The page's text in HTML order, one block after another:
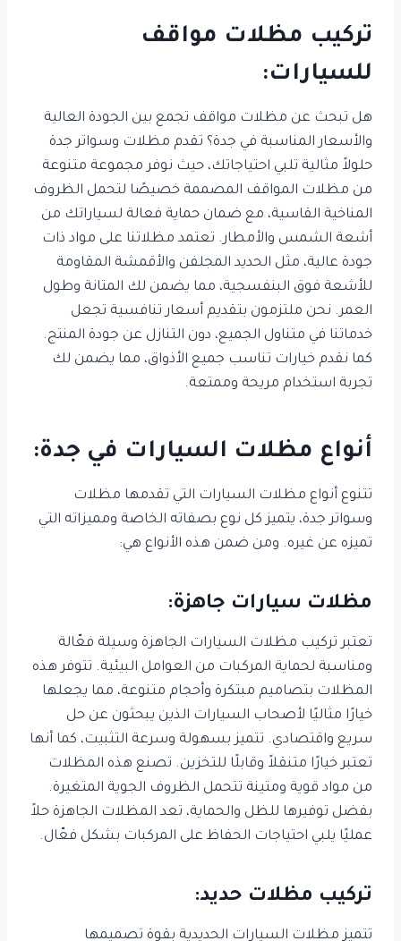
تركيب مظلات مواقف
للسيارات:
هل تبحث عن مظلات مواقف تجمع بين الجودة العالية
والأسعار المناسبة في جدة؟ تقدم مظلات وسواتر جدة
حلولاً مثالية تلبي احتياجاتك، حيث نوفر مجموعة متنوعة
من مظلات المواقف المصممة خصيصًا لتحمل الظروف
المناخية القاسية، مع ضمان حماية فعالة لسياراتك من
أشعة الشمس والأمطار. تعتمد مظلاتنا على مواد ذات
جودة عالية، مثل الحديد المجلفن والأقمشة المقاومة
للأشعة فوق البنفسجية، مما يضمن لك المتانة وطول
العمر. نحن ملتزمون بتقديم أسعار تنافسية تجعل
خدماتنا في متناول الجميع، دون التنازل عن جودة المنتج.
كما نقدم خيارات تناسب جميع الأذواق، مما يضمن لك
تجربة استخدام مريحة وممتعة.
أنواع مظلات السيارات في جدة:
تتنوع أنواع مظلات السيارات التي تقدمها مظلات
وسواتر جدة، يتميز كل نوع بصفاته الخاصة ومميزاته التي
تميزه عن غيره. ومن ضمن هذه الأنواع هي:
مظلات سيارات جاهزة:
تعتبر تركيب مظلات السيارات الجاهزة وسيلة فعّالة
ومناسبة لحماية المركبات من العوامل البيئية. تتوفر هذه
المظلات بتصاميم مبتكرة وأحجام متنوعة، مما يجعلها
خيارًا مثاليًا لأصحاب السيارات الذين يبحثون عن حل
سريع واقتصادي. تتميز بسهولة وسرعة التثبيت، كما أنها
تعتبر خيارًا متنقلاً وقابلًا للتخزين. تصنع هذه المظلات
من مواد قوية ومتينة تتحمل الظروف الجوية المتغيرة.
بفضل توفيرها للظل والحماية، تعد المظلات الجاهزة حلاً
عمليًا يلبي احتياجات الحفاظ على المركبات بشكل فعّال.
تركيب مظلات حديد:
تتميز مظلات السيارات الحديدية بقوة تصميمها